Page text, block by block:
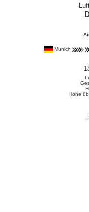
Munich
Höhe